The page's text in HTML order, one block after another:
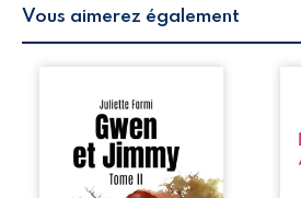
Vous aimerez également
reprennent la
route avec leur
fidèle caravane,
prêts à vivre une
aventure